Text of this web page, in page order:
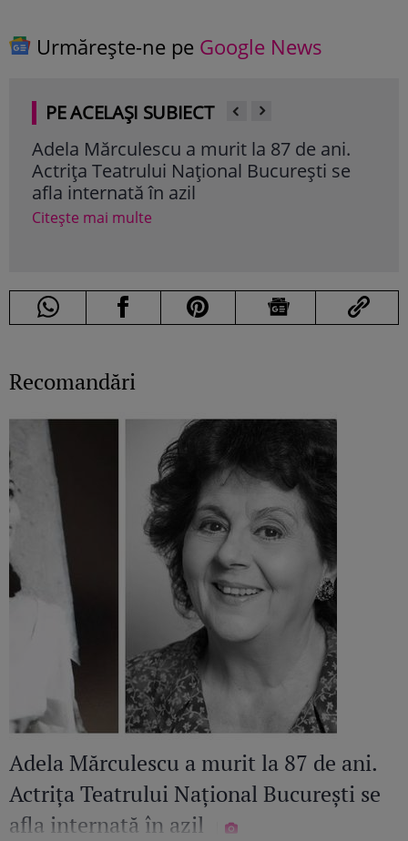
Urmărește-ne pe Google News
PE ACELAȘI SUBIECT
Adela Mărculescu a murit la 87 de ani.
Actrița Teatrului Național București se
afla internată în azil
Citește mai multe
Recomandări
Adela Mărculescu a murit la 87 de ani.
Actrița Teatrului Național București se
afla internată în azil